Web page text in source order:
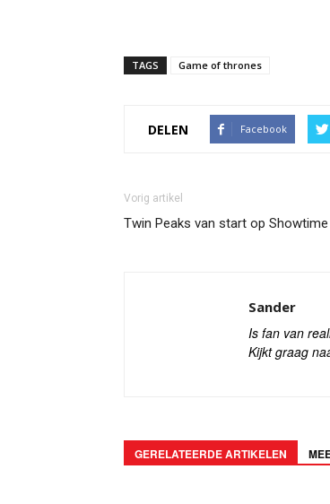
TAGS Game of thrones
DELEN Facebook
Vorig artikel
Twin Peaks van start op Showtime
Sander
Is fan van
Kijkt graag
GERELATEERDE ARTIKELEN